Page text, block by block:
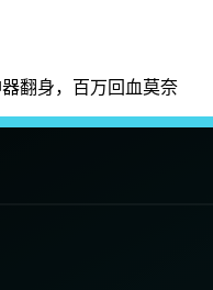
翻身，百万回血莫奈